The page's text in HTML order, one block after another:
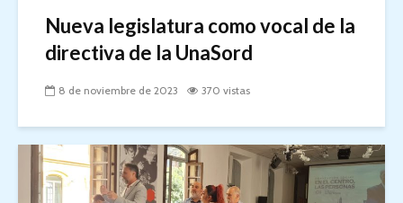
Nueva legislatura como vocal de la
directiva de la UnaSord
8 de noviembre de 2023 370 vistas